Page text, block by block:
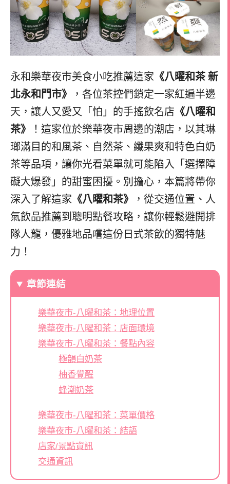
永和樂華夜市美食小吃推薦這家 《八曜和茶 新
北永和門市》
，各位茶控們鎖定一家紅遍半邊
天，讓人又愛又「怕」的手搖飲名店 《八曜和
茶》
！這家位於樂華夜市周邊的潮店，以其琳
瑯滿目的和風茶、自然茶、纖果爽和特色白奶
茶等品項，讓你光看菜單就可能陷入「選擇障
礙大爆發」的甜蜜困擾。別擔心，本篇將帶你
深入了解這家 《八曜和茶》
，從交通位置、人
氣飲品推薦到聰明點餐攻略，讓你輕鬆避開排
隊人龍，優雅地品嚐這份日式茶飲的獨特魅
力！
章節連結
樂華夜市-八曜和茶：地理位置
樂華夜市-八曜和茶：店面環境
樂華夜市-八曜和茶：餐點內容
極韻白奶茶
柚香覺醒
蜂潮奶茶
樂華夜市-八曜和茶：菜單價格
樂華夜市-八曜和茶：結語
店家/景點資訊
交通資訊